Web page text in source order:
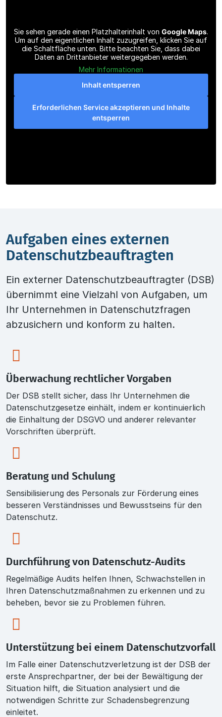
Sie sehen gerade einen Platzhalterinhalt von Google Maps.
Um auf den eigentlichen Inhalt zuzugreifen, klicken Sie auf
die Schaltfläche unten. Bitte beachten Sie, dass dabei
Daten an Drittanbieter weitergegeben werden.
Mehr Informationen
Inhalt entsperren
Erforderlichen Service akzeptieren und Inhalte
entsperren
Aufgaben eines externen
Datenschutz­beauftragten
Ein externer Datenschutzbeauftragter (DSB)
übernimmt eine Vielzahl von Aufgaben, um
Ihr Unternehmen in Datenschutzfragen
abzusichern und konform zu halten.
Überwachung rechtlicher Vorgaben
Der DSB stellt sicher, dass Ihr Unternehmen die
Datenschutzgesetze einhält, indem er kontinuierlich
die Einhaltung der DSGVO und anderer relevanter
Vorschriften überprüft.
Beratung und Schulung
Sensibilisierung des Personals zur Förderung eines
besseren Verständnisses und Bewusstseins für den
Datenschutz.
Durchführung von Datenschutz-Audits
Regelmäßige Audits helfen Ihnen, Schwachstellen in
Ihren Datenschutzmaßnahmen zu erkennen und zu
beheben, bevor sie zu Problemen führen.
Unterstützung bei einem Datenschutzvorfall
Im Falle einer Datenschutzverletzung ist der DSB der
erste Ansprechpartner, der bei der Bewältigung der
Situation hilft, die Situation analysiert und die
notwendigen Schritte zur Schadensbegrenzung
einleitet.